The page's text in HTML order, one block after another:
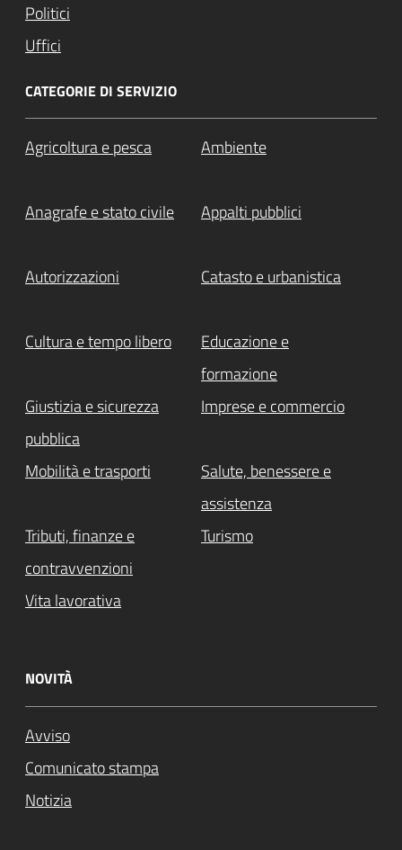
Politici
Uffici
CATEGORIE DI SERVIZIO
Agricoltura e pesca Ambiente
Anagrafe e stato civile Appalti pubblici
Autorizzazioni Catasto e urbanistica
Cultura e tempo libero
Educazione e
formazione
Giustizia e sicurezza
pubblica
Imprese e commercio
Mobilità e trasporti
Salute, benessere e
assistenza
Tributi, finanze e
contravvenzioni
Turismo
Vita lavorativa
NOVITÀ
Avviso
Comunicato stampa
Notizia